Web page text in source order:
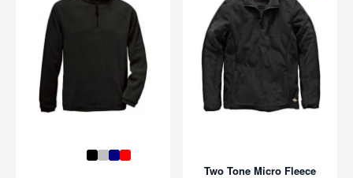
Two Tone Micro Fleece